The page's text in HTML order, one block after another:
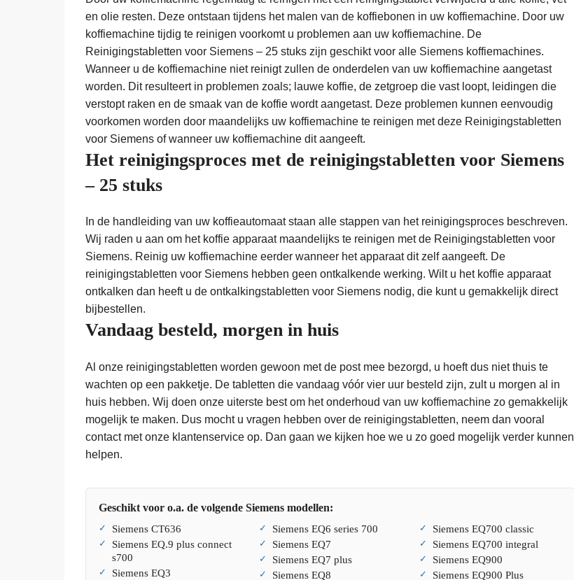
en olie resten. Deze ontstaan tijdens het malen van de koffiebonen in uw koffiemachine. Door uw
koffiemachine tijdig te reinigen voorkomt u problemen aan uw koffiemachine. De
Reinigingstabletten voor Siemens – 25 stuks zijn geschikt voor alle Siemens koffiemachines.
Wanneer u de koffiemachine niet reinigt zullen de onderdelen van uw koffiemachine aangetast
worden. Dit resulteert in problemen zoals; lauwe koffie, de zetgroep die vast loopt, leidingen die
verstopt raken en de smaak van de koffie wordt aangetast. Deze problemen kunnen eenvoudig
voorkomen worden door maandelijks uw koffiemachine te reinigen met deze Reinigingstabletten
voor Siemens of wanneer uw koffiemachine dit aangeeft.
Het reinigingsproces met de reinigingstabletten voor Siemens
– 25 stuks
In de handleiding van uw koffieautomaat staan alle stappen van het reinigingsproces beschreven.
Wij raden u aan om het koffie apparaat maandelijks te reinigen met de Reinigingstabletten voor
Siemens. Reinig uw koffiemachine eerder wanneer het apparaat dit zelf aangeeft. De
reinigingstabletten voor Siemens hebben geen ontkalkende werking. Wilt u het koffie apparaat
ontkalken dan heeft u de ontkalkingstabletten voor Siemens nodig, die kunt u gemakkelijk direct
bijbestellen.
Vandaag besteld, morgen in huis
Al onze reinigingstabletten worden gewoon met de post mee bezorgd, u hoeft dus niet thuis te
wachten op een pakketje. De tabletten die vandaag vóór vier uur besteld zijn, zult u morgen al in
huis hebben. Wij doen onze uiterste best om het onderhoud van uw koffiemachine zo gemakkelijk
mogelijk te maken. Dus mocht u vragen hebben over de reinigingstabletten, neem dan vooral
contact met onze klantenservice op. Dan gaan we kijken hoe we u zo goed mogelijk verder kunnen
helpen.
Geschikt voor o.a. de volgende Siemens modellen:
Siemens CT636
Siemens EQ.9 plus connect
s700
Siemens EQ3
Siemens EQ6 series 700
Siemens EQ7
Siemens EQ7 plus
Siemens EQ8
Siemens EQ700 classic
Siemens EQ700 integral
Siemens EQ900
Siemens EQ900 Plus